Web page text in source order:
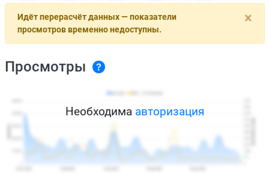
×
Идёт перерасчёт данных — показатели
просмотров временно недоступны.
Просмотры
Необходима авторизация